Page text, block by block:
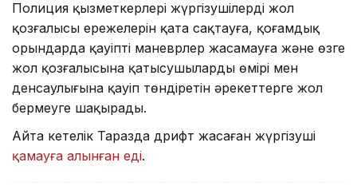
Полиция қызметкерлері жүргізушілерді жол
қозғалысы ережелерін қатаң сақтауға, қоғамдық
орындарда қауіпті маневрлер жасамауға және өзге
жол қозғалысына қатысушылардың өмірі мен
денсаулығына қауіп төндіретін әрекеттерге жол
бермеуге шақырады.
Айта кетелік Таразда дрифт жасаған жүргізуші
қамауға алынған еді.